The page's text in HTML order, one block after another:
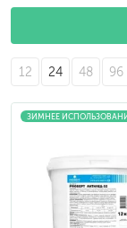
12 24 48 96
ЗИМНЕЕ